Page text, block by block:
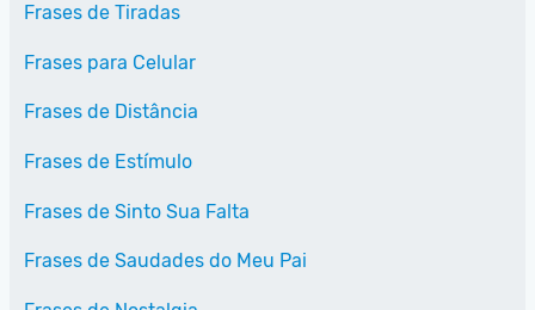
Frases de Tiradas
Frases para Celular
Frases de Distância
Frases de Estímulo
Frases de Sinto Sua Falta
Frases de Saudades do Meu Pai